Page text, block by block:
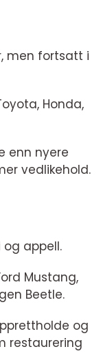
men fortsatt i
Honda,
enn nyere
vedlikehold.
og appell.
Mustang,
Beetle.
og
restaurering